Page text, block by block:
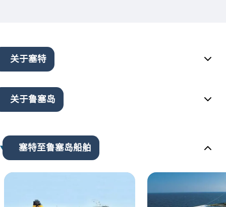
关于塞特
关于鲁塞岛
塞特至鲁塞岛船舶